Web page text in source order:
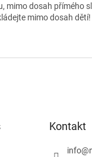
mimo dosah přímého
mimo dosah dětí!
Kontakt
info@